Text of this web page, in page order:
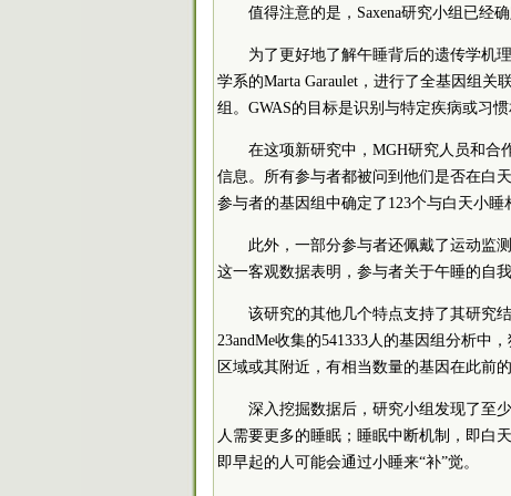
值得注意的是，Saxena研究小组已经
为了更好地了解午睡背后的遗传学机
学系的Marta Garaulet，进行了全基因组关
组。GWAS的目标是识别与特定疾病或习惯
在这项新研究中，MGH研究人员和合
信息。所有参与者都被问到他们是否在白
参与者的基因组中确定了123个与白天小睡
此外，一部分参与者还佩戴了运动监
这一客观数据表明，参与者关于午睡的自我
该研究的其他几个特点支持了其研究
23andMe收集的541333人的基因组分析中
区域或其附近，有相当数量的基因在此前
深入挖掘数据后，研究小组发现了至
人需要更多的睡眠；睡眠中断机制，即白
即早起的人可能会通过小睡来“补”觉。